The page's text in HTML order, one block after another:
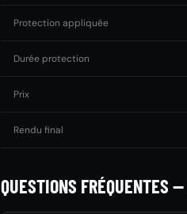
Protection appliquée
Durée protection
Prix
Rendu final
QUESTIONS FRÉQUENTES